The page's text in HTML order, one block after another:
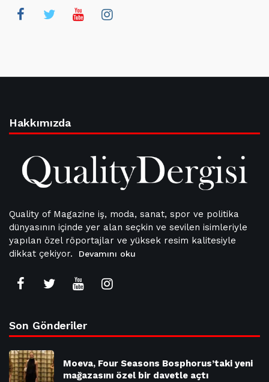
Hakkımızda
Quality of Magazine iş, moda, sanat, spor ve politika
dünyasının içinde yer alan seçkin ve sevilen isimleriyle
yapılan özel röportajlar ve yüksek resim kalitesiyle
dikkat çekiyor.
Devamını oku
Son Gönderiler
Moeva, Four Seasons Bosphorus’taki yeni
mağazasını özel bir davetle açtı